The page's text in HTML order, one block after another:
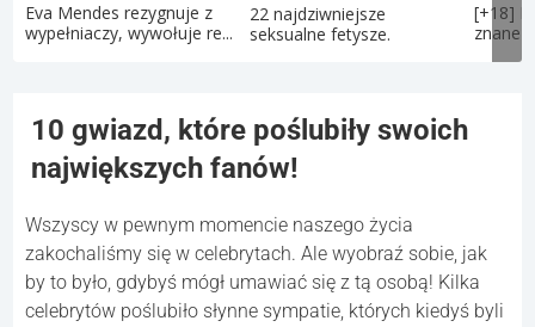
Eva Mendes rezygnuje z
wypełniaczy, wywołuje re...
22 najdziwniejsze
seksualne fetysze.
[+18]
znane
10 gwiazd, które poślubiły swoich
największych fanów!
Wszyscy w pewnym momencie naszego życia
zakochaliśmy się w celebrytach. Ale wyobraź sobie, jak
by to było, gdybyś mógł umawiać się z tą osobą! Kilka
celebrytów poślubiło słynne sympatie, których kiedyś byli